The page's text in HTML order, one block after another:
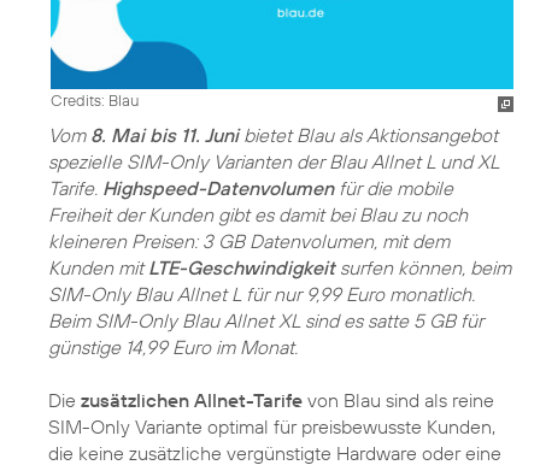
Credits: Blau
Vom 8. Mai bis 11. Junibietet Blau als Aktionsangebot
spezielle SIM-Only Varianten der Blau Allnet L und XL
Tarife. Highspeed-Datenvolumenfür die mobile
Freiheit der Kunden gibt es damit bei Blau zu noch
kleineren Preisen: 3 GB Datenvolumen, mit dem
Kunden mitLTE-Geschwindigkeitsurfen können, beim
SIM-Only Blau Allnet L für nur 9,99 Euro monatlich.
Beim SIM-Only Blau Allnet XL sind es satte 5 GB für
günstige 14,99 Euro im Monat.
Die zusätzlichen Allnet-Tarife von Blau sind als reine
SIM-Only Variante optimal für preisbewusste Kunden,
die keine zusätzliche vergünstigte Hardware oder eine